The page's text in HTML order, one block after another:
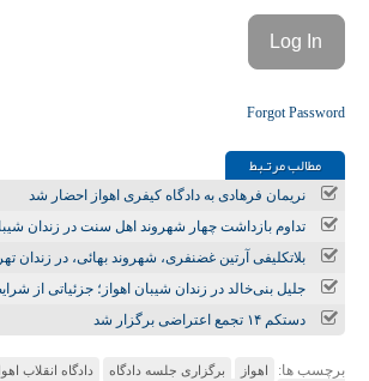
Forgot Password
مطالب مرتـبط
نریمان فرهادی به دادگاه کیفری اهواز احضار شد
تداوم بازداشت چهار شهروند اهل سنت در زندان
بلاتکلیفی آرتین غضنفری، شهروند بهائی، در زندان
جلیل بنی‌خالد در زندان شیبان اهواز؛ جزئیاتی از
دستکم ۱۴ تجمع اعتراضی برگزار شد
برچسب ها: اهواز برگزاری جلسه دادگاه دادگاه انقلاب